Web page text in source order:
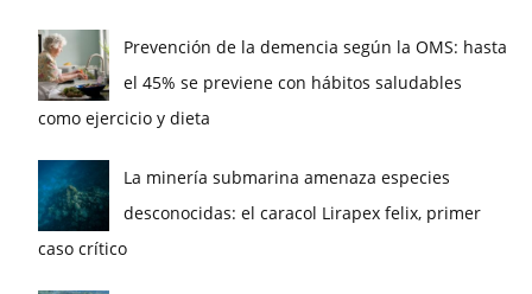
Prevención de la demencia según la OMS: hasta
el 45% se previene con hábitos saludables
como ejercicio y dieta
La minería submarina amenaza especies
desconocidas: el caracol Lirapex felix, primer
caso crítico